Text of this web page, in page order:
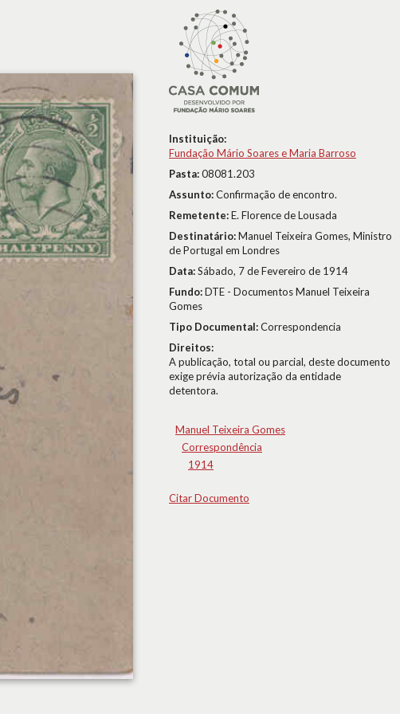
Instituição:
Fundação Mário Soares e Maria Barroso
Pasta:08081.203
Assunto:Confirmação de encontro.
Remetente:E. Florence de Lousada
Destinatário:Manuel Teixeira Gomes, Ministro
de Portugal em Londres
Data:Sábado, 7 de Fevereiro de 1914
Fundo:DTE - Documentos Manuel Teixeira
Gomes
Tipo Documental:Correspondencia
Direitos:
A publicação, total ou parcial, deste documento
exige prévia autorização da entidade
detentora.
Manuel Teixeira Gomes
Correspondência
1914
Citar Documento